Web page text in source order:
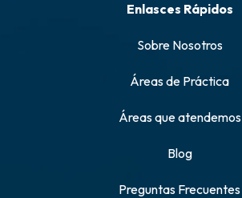
Enlasces Rápidos
Sobre Nosotros
Áreas de Práctica
Áreas que atendemos
Blog
Preguntas Frecuentes